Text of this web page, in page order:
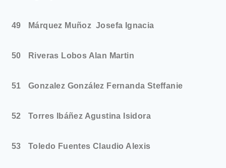
49 Márquez Muñoz Josefa Ignacia
50 Riveras Lobos Alan Martin
51 Gonzalez González Fernanda Steffanie
52 Torres Ibáñez Agustina Isidora
53 Toledo Fuentes Claudio Alexis